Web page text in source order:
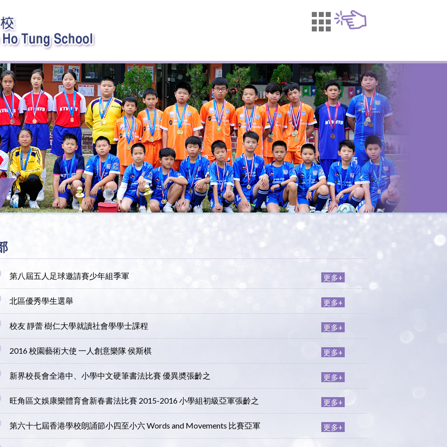
第八屆五人足球邀請賽少年組季軍 更多+
北區優秀學生選舉 更多+
校友 靜蕾 樹仁大學就讀社會學學士課程 更多+
2016 校園藝術大使 一人創意樂隊 侯斯棋 更多+
新界校長會全港中、小學中文硬筆書法比賽 優異奬張齡之 更多+
旺角區文娛康樂體育會新春書法比賽 2015-2016 小學組初級亞軍張齡之 更多+
第六十七屆香港學校朗誦節小四至小六 Words and Movements 比賽亞軍 更多+